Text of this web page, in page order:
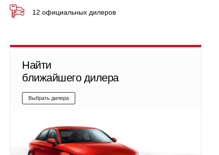
12 официальных дилеров
Найти
ближайшего дилера
Выбрать дилера